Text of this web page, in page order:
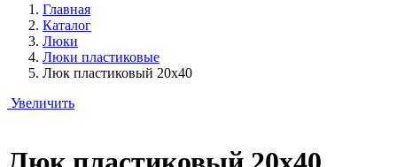
Главная
Каталог
Люки
Люки пластиковые
Люк пластиковый 20х40
Увеличить